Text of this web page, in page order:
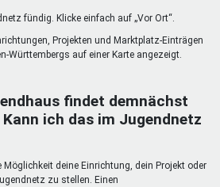
fündig. Klicke einfach auf „Vor Ort“.
Projekten und Marktplatz-Einträgen
Württembergs auf einer Karte angezeigt.
findet demnächst
ich das im Jugendnetz
deine Einrichtung, dein Projekt oder
zu stellen. Einen